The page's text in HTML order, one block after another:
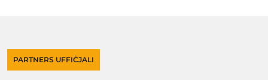
PARTNERS UFFIĊJALI